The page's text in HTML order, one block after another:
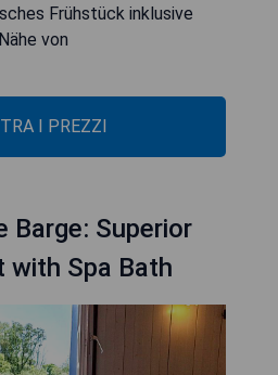
Frühstück inklusive
von
I PREZZI
Barge: Superior
with Spa Bath